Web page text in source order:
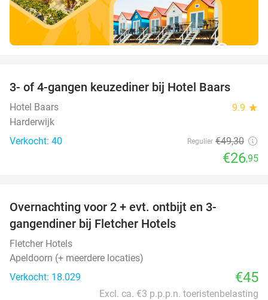
3- of 4-gangen keuzediner bij Hotel Baars
Hotel Baars 9.9 star
Harderwijk
Verkocht: 40
Regulier €49,30
€26,95
Overnachting voor 2 + evt. ontbijt en 3-
gangendiner bij Fletcher Hotels
Fletcher Hotels
Apeldoorn (+ meerdere locaties)
Verkocht: 18.029
€45
Excl. ca. €3 p.p.p.n. toeristenbelasting